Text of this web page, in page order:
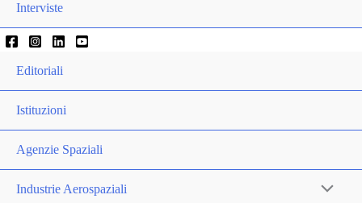
Interviste
Editoriali
Istituzioni
Agenzie Spaziali
Industrie Aerospaziali